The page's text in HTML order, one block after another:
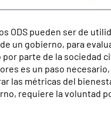
ODS pueden ser de
un gobierno, para
parte de la sociedad
es un paso
las métricas del
requiere la voluntad